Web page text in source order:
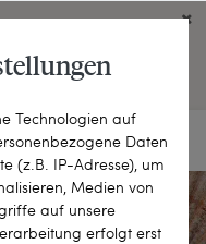
Technologien auf
Daten
(z.B. IP-Adresse), um
Medien von
auf unsere
erfolgt erst